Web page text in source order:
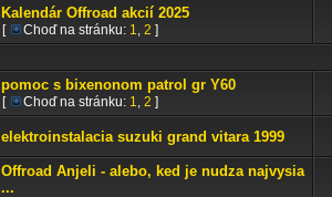
Kalendár Offroad akcií 2025
[ Choď na stránku: 1, 2 ]
pomoc s bixenonom patrol gr Y60
[ Choď na stránku: 1, 2 ]
elektroinstalacia suzuki grand vitara 1999
Offroad Anjeli - alebo, ked je nudza najvysia
...